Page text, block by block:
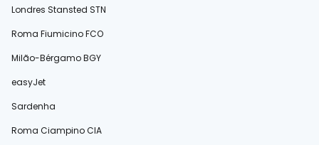
Londres Stansted STN
Roma Fiumicino FCO
Milão-Bérgamo BGY
easyJet
Sardenha
Roma Ciampino CIA